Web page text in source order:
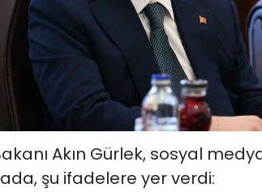
Akın Gürlek, sosyal
şu ifadelere yer verdi: